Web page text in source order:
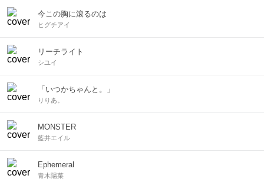
今この胸に滾るのは
ヒグチアイ
リーチライト
シユイ
「いつかちゃんと。」
りりあ。
MONSTER
藍井エイル
Ephemeral
青木陽菜